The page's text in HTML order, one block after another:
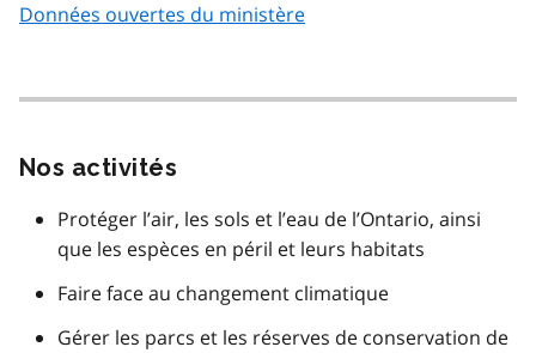
Données ouvertes du ministère
Nos activités
Protéger l’air, les sols et l’eau de l’Ontario, ainsi
que les espèces en péril et leurs habitats
Faire face au changement climatique
Gérer les parcs et les réserves de conservation de